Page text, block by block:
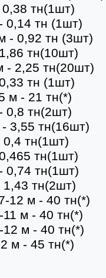
тн(1шт)
0,14 тн (1шт)
- 0,92 тн (3шт)
тн(10шт)
- 2,25 тн(20шт)
тн (1шт)
м - 21 тн(*)
0,8 тн(2шт)
3,55 тн(16шт)
тн(1шт)
тн(1шт)
0,74 тн(1шт)
тн(2шт)
12 м - 40 тн(*)
м - 40 тн(*)
м - 40 тн(*)
м - 45 тн(*)